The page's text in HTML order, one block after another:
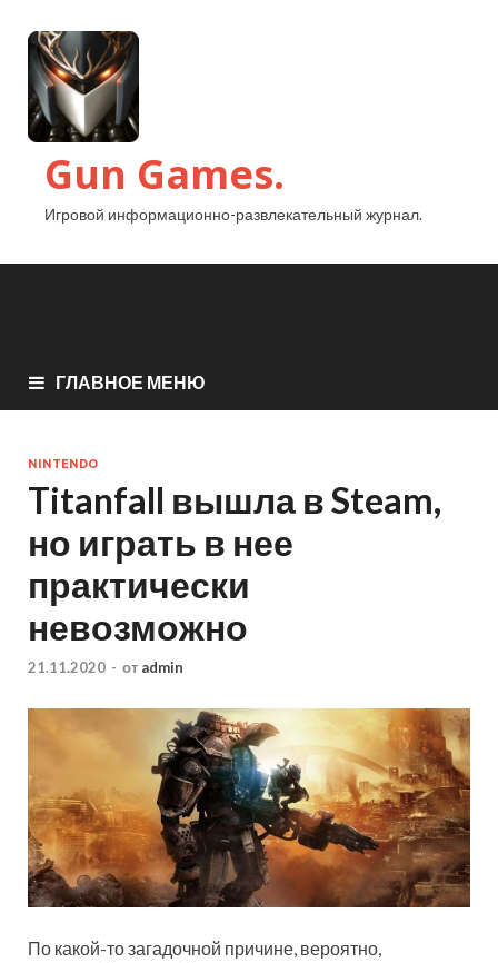
Gun Games.
Игровой информационно-развлекательный журнал.
ГЛАВНОЕ МЕНЮ
NINTENDO
Titanfall вышла в Steam,
но играть в нее
практически
невозможно
21.11.2020 - от admin
По какой-то загадочной причине, вероятно,